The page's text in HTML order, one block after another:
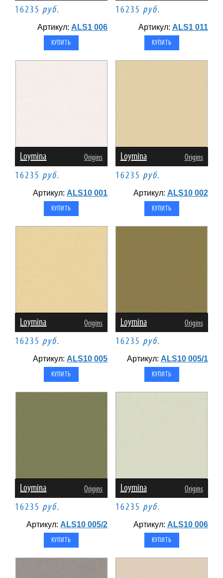
16235 руб.
Артикул: ALS1 006
16235 руб.
Артикул: ALS1 011
Loymina Origins
16235 руб.
Артикул: ALS10 001
Loymina Origins
16235 руб.
Артикул: ALS10 002
Loymina Origins
16235 руб.
Артикул: ALS10 005
Loymina Origins
16235 руб.
Артикул: ALS10 005/1
Loymina Origins
16235 руб.
Артикул: ALS10 005/2
Loymina Origins
16235 руб.
Артикул: ALS10 006